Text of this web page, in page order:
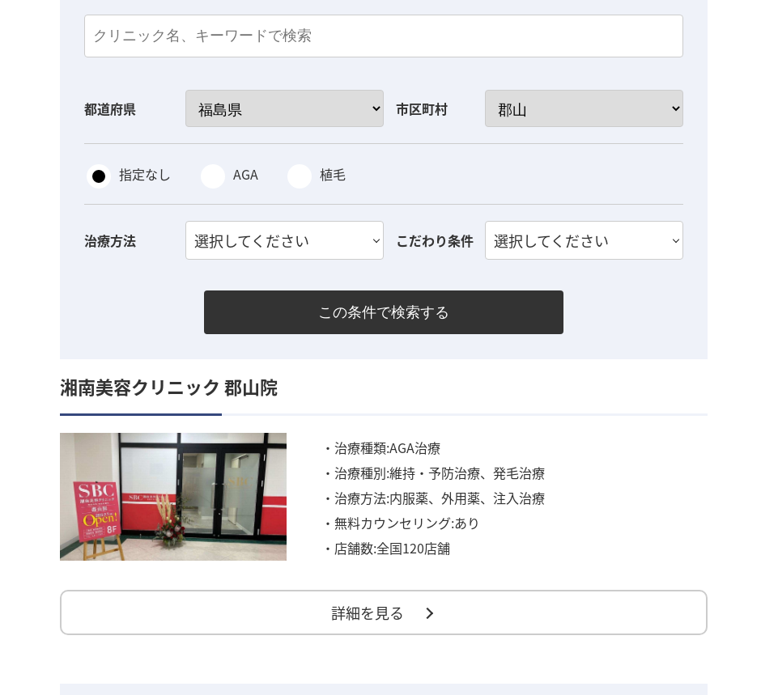
都道府県 市区町村
指定なし AGA 植毛
治療方法 選択してください こだわり条件 選択してください
この条件で検索する
湘南美容クリニック 郡山院
・治療種類:AGA治療
・治療種別:維持・予防治療、発毛治療
・治療方法:内服薬、外用薬、注入治療
・無料カウンセリング:あり
・店舗数:全国120店舗
詳細を見る